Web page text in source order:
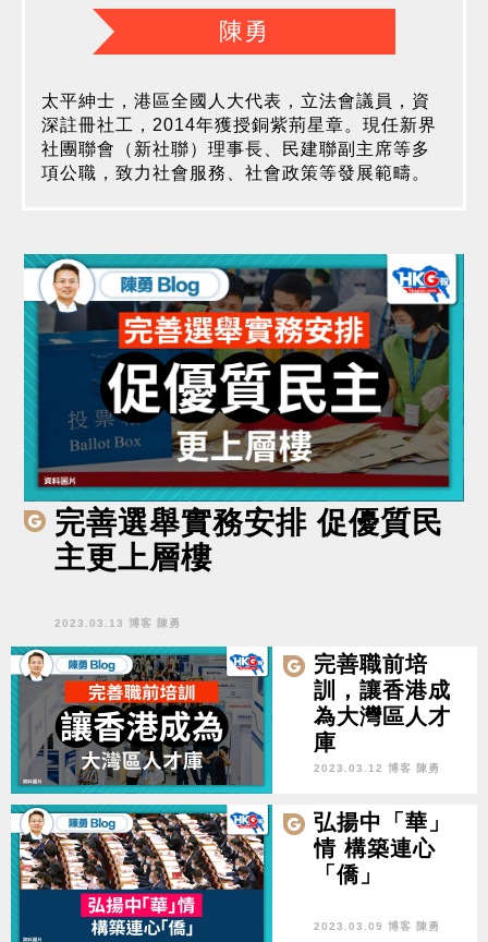
陳勇
太平紳士，港區全國人大代表，立法會議員，資
深註冊社工，2014年獲授銅紫荊星章。現任新界
社團聯會（新社聯）理事長、民建聯副主席等多
項公職，致力社會服務、社會政策等發展範疇。
完善選舉實務安排 促優質民
主更上層樓
2023.03.13 博客 陳勇
完善職前培
訓，讓香港成
為大灣區人才
庫
2023.03.12 博客 陳勇
弘揚中「華」
情 構築連心
「僑」
2023.03.09 博客 陳勇